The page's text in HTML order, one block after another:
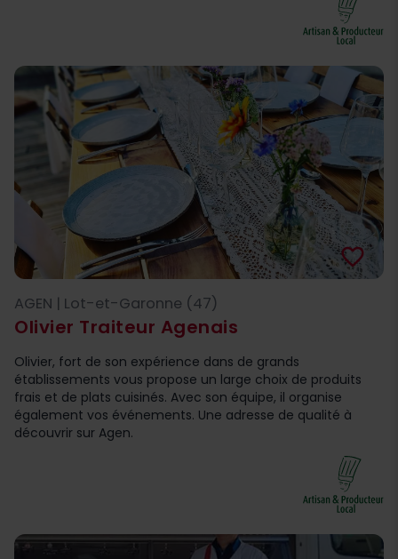
Olivier Traiteur Agenais
favorite_border
AGEN | Lot-et-Garonne (47)
Olivier, fort de son expérience dans de grands
établissements vous propose un large choix de produits
frais et de plats cuisinés. Avec son équipe, il organise
également vos événements. Une adresse de qualité à
découvrir sur Agen.